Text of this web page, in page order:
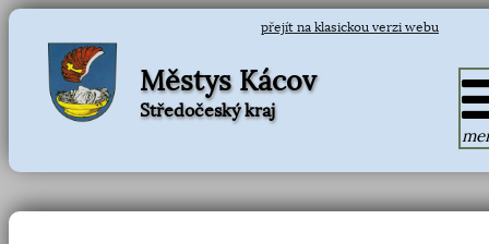
přejít na klasickou verzi webu
Městys Kácov
Středočeský kraj